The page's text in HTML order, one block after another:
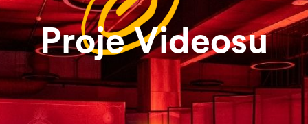
Proje Videosu